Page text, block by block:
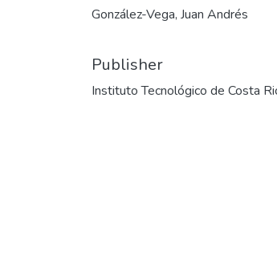
González-Vega, Juan Andrés
Publisher
Instituto Tecnológico de Costa